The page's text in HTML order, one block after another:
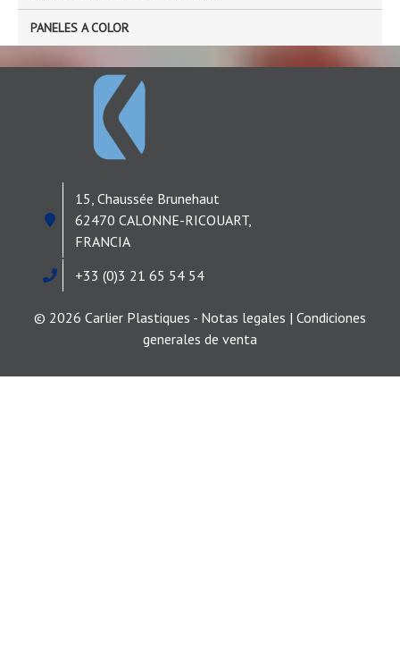
PANELES A COLOR
15, Chaussée Brunehaut
62470 CALONNE-RICOUART,
FRANCIA
+33 (0)3 21 65 54 54
© 2026 Carlier Plastiques - Notas legales | Condiciones
generales de venta